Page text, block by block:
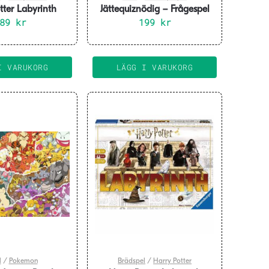
Labyrinth
kr
Jättequiznödig – Frågespel
(SE)
199 kr
LÄGG I VARUKORG
/ Pokemon Brädspel / Harry Potter